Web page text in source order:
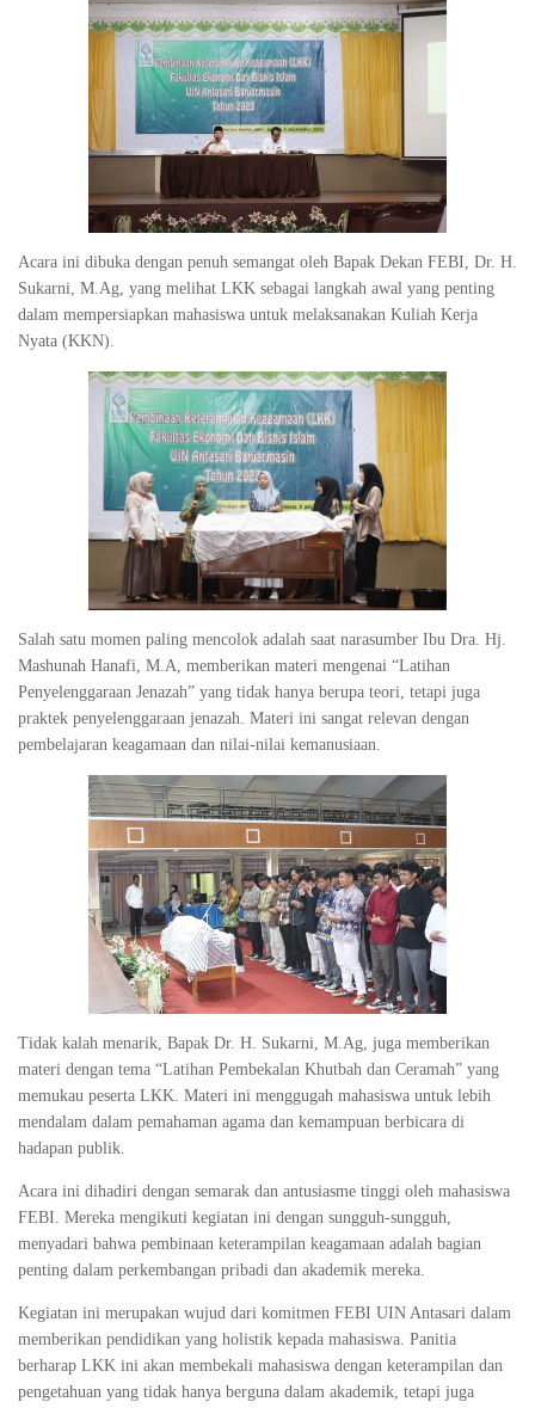
Acara ini dibuka dengan penuh semangat oleh Bapak Dekan FEBI, Dr. H.
Sukarni, M.Ag, yang melihat LKK sebagai langkah awal yang penting
dalam mempersiapkan mahasiswa untuk melaksanakan Kuliah Kerja
Nyata (KKN).
Salah satu momen paling mencolok adalah saat narasumber Ibu Dra. Hj.
Mashunah Hanafi, M.A, memberikan materi mengenai “Latihan
Penyelenggaraan Jenazah” yang tidak hanya berupa teori, tetapi juga
praktek penyelenggaraan jenazah. Materi ini sangat relevan dengan
pembelajaran keagamaan dan nilai-nilai kemanusiaan.
Tidak kalah menarik, Bapak Dr. H. Sukarni, M.Ag, juga memberikan
materi dengan tema “Latihan Pembekalan Khutbah dan Ceramah” yang
memukau peserta LKK. Materi ini menggugah mahasiswa untuk lebih
mendalam dalam pemahaman agama dan kemampuan berbicara di
hadapan publik.
Acara ini dihadiri dengan semarak dan antusiasme tinggi oleh mahasiswa
FEBI. Mereka mengikuti kegiatan ini dengan sungguh-sungguh,
menyadari bahwa pembinaan keterampilan keagamaan adalah bagian
penting dalam perkembangan pribadi dan akademik mereka.
Kegiatan ini merupakan wujud dari komitmen FEBI UIN Antasari dalam
memberikan pendidikan yang holistik kepada mahasiswa. Panitia
berharap LKK ini akan membekali mahasiswa dengan keterampilan dan
pengetahuan yang tidak hanya berguna dalam akademik, tetapi juga